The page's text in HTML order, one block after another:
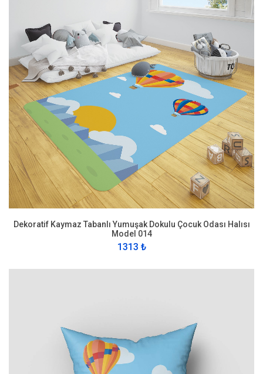
Dekoratif Kaymaz Tabanlı Yumuşak Dokulu Çocuk Odası Halısı
Model 014
1313 ₺